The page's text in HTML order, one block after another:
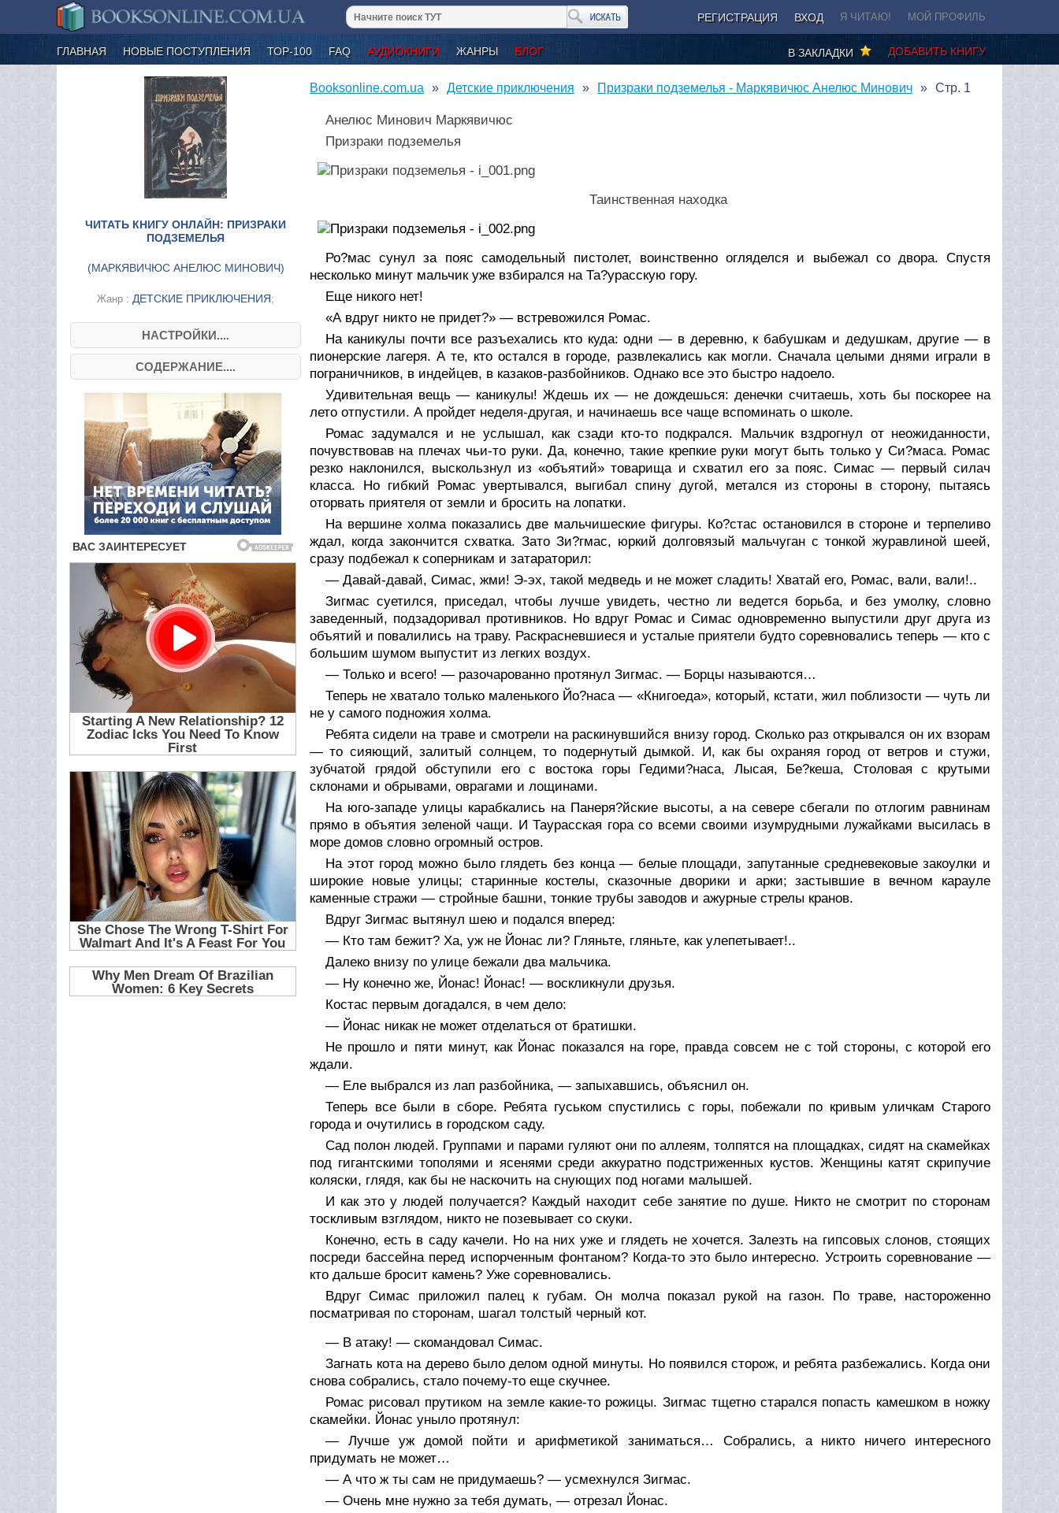
РЕГИСТРАЦИЯ ВХОД Я ЧИТАЮ! МОЙ ПРОФИЛЬ
ГЛАВНАЯ НОВЫЕ ПОСТУПЛЕНИЯ ТОР-100 FAQ АУДИОКНИГИ ЖАНРЫ БЛОГ ДОБАВИТЬ КНИГУ
В ЗАКЛАДКИ
ЧИТАТЬ КНИГУ ОНЛАЙН: ПРИЗРАКИ
ПОДЗЕМЕЛЬЯ
(МАРКЯВИЧЮС АНЕЛЮС МИНОВИЧ)
Жанр : ДЕТСКИЕ ПРИКЛЮЧЕНИЯ;
НАСТРОЙКИ....
СОДЕРЖАНИЕ....
Booksonline.com.ua Детские приключения Призраки подземелья - Маркявичюс Анелюс Минович Стр. 1
Анелюс Минович Маркявичюс
Призраки подземелья
Таинственная находка
Ро?мас сунул за пояс самодельный пистолет, воинственно огляделся и выбежал со двора. Спустя
несколько минут мальчик уже взбирался на Та?урасскую гору.
Еще никого нет!
«А вдруг никто не придет?» — встревожился Ромас.
На каникулы почти все разъехались кто куда: одни — в деревню, к бабушкам и дедушкам, другие — в
пионерские лагеря. А те, кто остался в городе, развлекались как могли. Сначала целыми днями играли в
пограничников, в индейцев, в казаков-разбойников. Однако все это быстро надоело.
Удивительная вещь — каникулы! Ждешь их — не дождешься: денечки считаешь, хоть бы поскорее на
лето отпустили. А пройдет неделя-другая, и начинаешь все чаще вспоминать о школе.
Ромас задумался и не услышал, как сзади кто-то подкрался. Мальчик вздрогнул от неожиданности,
почувствовав на плечах чьи-то руки. Да, конечно, такие крепкие руки могут быть только у Си?маса. Ромас
резко наклонился, выскользнул из «объятий» товарища и схватил его за пояс. Симас — первый силач
класса. Но гибкий Ромас увертывался, выгибал спину дугой, метался из стороны в сторону, пытаясь
оторвать приятеля от земли и бросить на лопатки.
На вершине холма показались две мальчишеские фигуры. Ко?стас остановился в стороне и терпеливо
ждал, когда закончится схватка. Зато Зи?гмас, юркий долговязый мальчуган с тонкой журавлиной шеей,
сразу подбежал к соперникам и затараторил:
— Давай-давай, Симас, жми! Э-эх, такой медведь и не может сладить! Хватай его, Ромас, вали, вали!..
Зигмас суетился, приседал, чтобы лучше увидеть, честно ли ведется борьба, и без умолку, словно
заведенный, подзадоривал противников. Но вдруг Ромас и Симас одновременно выпустили друг друга из
объятий и повалились на траву. Раскрасневшиеся и усталые приятели будто соревновались теперь — кто с
большим шумом выпустит из легких воздух.
— Только и всего! — разочарованно протянул Зигмас. — Борцы называются…
Теперь не хватало только маленького Йо?наса — «Книгоеда», который, кстати, жил поблизости — чуть ли
не у самого подножия холма.
Ребята сидели на траве и смотрели на раскинувшийся внизу город. Сколько раз открывался он их взорам
— то сияющий, залитый солнцем, то подернутый дымкой. И, как бы охраняя город от ветров и стужи,
зубчатой грядой обступили его с востока горы Гедими?наса, Лысая, Бе?кеша, Столовая с крутыми
склонами и обрывами, оврагами и лощинами.
На юго-западе улицы карабкались на Панеря?йские высоты, а на севере сбегали по отлогим равнинам
прямо в объятия зеленой чащи. И Таурасская гора со всеми своими изумрудными лужайками высилась в
море домов словно огромный остров.
На этот город можно было глядеть без конца — белые площади, запутанные средневековые закоулки и
широкие новые улицы; старинные костелы, сказочные дворики и арки; застывшие в вечном карауле
каменные стражи — стройные башни, тонкие трубы заводов и ажурные стрелы кранов.
Вдруг Зигмас вытянул шею и подался вперед:
— Кто там бежит? Ха, уж не Йонас ли? Гляньте, гляньте, как улепетывает!..
Далеко внизу по улице бежали два мальчика.
— Ну конечно же, Йонас! Йонас! — воскликнули друзья.
Костас первым догадался, в чем дело:
— Йонас никак не может отделаться от братишки.
Не прошло и пяти минут, как Йонас показался на горе, правда совсем не с той стороны, с которой его
ждали.
— Еле выбрался из лап разбойника, — запыхавшись, объяснил он.
Теперь все были в сборе. Ребята гуськом спустились с горы, побежали по кривым уличкам Старого
города и очутились в городском саду.
Сад полон людей. Группами и парами гуляют они по аллеям, толпятся на площадках, сидят на скамейках
под гигантскими тополями и ясенями среди аккуратно подстриженных кустов. Женщины катят скрипучие
коляски, глядя, как бы не наскочить на снующих под ногами малышей.
И как это у людей получается? Каждый находит себе занятие по душе. Никто не смотрит по сторонам
тоскливым взглядом, никто не позевывает со скуки.
Конечно, есть в саду качели. Но на них уже и глядеть не хочется. Залезть на гипсовых слонов, стоящих
посреди бассейна перед испорченным фонтаном? Когда-то это было интересно. Устроить соревнование —
кто дальше бросит камень? Уже соревновались.
Вдруг Симас приложил палец к губам. Он молча показал рукой на газон. По траве, настороженно
посматривая по сторонам, шагал толстый черный кот.
— В атаку! — скомандовал Симас.
Загнать кота на дерево было делом одной минуты. Но появился сторож, и ребята разбежались. Когда они
снова собрались, стало почему-то еще скучнее.
Ромас рисовал прутиком на земле какие-то рожицы. Зигмас тщетно старался попасть камешком в ножку
скамейки. Йонас уныло протянул:
— Лучше уж домой пойти и арифметикой заниматься… Собрались, а никто ничего интересного
придумать не может…
— А что ж ты сам не придумаешь? — усмехнулся Зигмас.
— Очень мне нужно за тебя думать, — отрезал Йонас.